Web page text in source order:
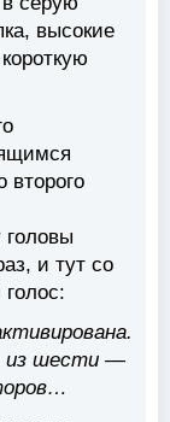
высокие
второго
головы
и тут со
из шести —